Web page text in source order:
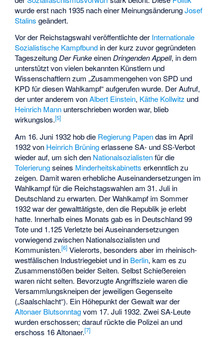
wurde erst nach 1935 nach einer MeinungsänderungJosef
Stalins geändert.
Vor der Reichstagswahl veröffentlichte der Internationale
Sozialistische Kampfbund in der kurz zuvor gegründeten
TageszeitungDer FunkeeinenDringenden Appell, in dem
unterstützt von vielen bekannten Künstlern und
Wissenschaftlern zum „Zusammengehen von SPD und
KPD für diesen Wahlkampf“ aufgerufen wurde. Der Aufruf,
der unter anderem vonAlbert Einstein, Käthe Kollwitz und
Heinrich Mann unterschrieben worden war, blieb
wirkungslos.[5]
Am 16. Juni 1932 hob die Regierung Papendas im April
1932 von Heinrich Brüningerlassene SA- und SS-Verbot
wieder auf, um sich den Nationalsozialistenfür die
Tolerierungseines Minderheitskabinetts erkenntlich zu
zeigen. Damit waren erhebliche Auseinandersetzungen im
Wahlkampf für die Reichstagswahlen am 31. Juli in
Deutschland zu erwarten. Der Wahlkampf im Sommer
1932 war der gewalttätigste, den die Republik je erlebt
hatte. Innerhalb eines Monats gab es in Deutschland 99
Tote und 1.125 Verletzte bei Auseinandersetzungen
vorwiegend zwischen Nationalsozialisten und
Kommunisten.[6] Vielerorts, besonders aber im rheinisch-
westfälischen Industriegebiet und in Berlin, kam es zu
Zusammenstößen beider Seiten. Selbst Schießereien
waren nicht selten. Bevorzugte Angriffsziele waren die
Versammlungskneipen der jeweiligen Gegenseite
(„Saalschlacht“). Ein Höhepunkt der Gewalt war der
Altonaer Blutsonntagvom 17. Juli 1932. Zwei SA-Leute
wurden erschossen; darauf rückte die Polizei an und
erschoss 16 Altonaer.[7]